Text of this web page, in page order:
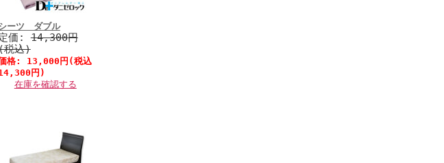
ーツ ダブル
価:14,300円
込)
格: 13,000円 (税込
円)
在庫を確認する